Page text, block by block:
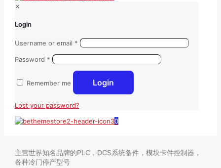
✕
Login
Username or email *
Password *
Remember me Login
Lost your password?
0
主营世界知名品牌的PLC，DCS系统备件，模块卡件控制器，
各种冷门停产型号